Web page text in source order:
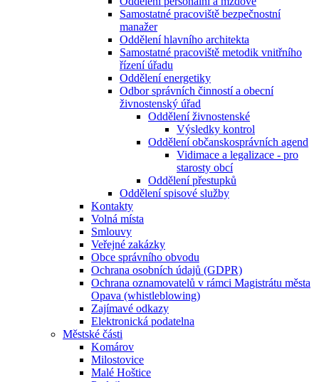
Samostatné pracoviště bezpečnostní
manažer
Oddělení hlavního architekta
Samostatné pracoviště metodik vnitřního
řízení úřadu
Oddělení energetiky
Odbor správních činností a obecní
živnostenský úřad
Oddělení živnostenské
Výsledky kontrol
Oddělení občanskosprávních agend
Vidimace a legalizace - pro
starosty obcí
Oddělení přestupků
Oddělení spisové služby
Kontakty
Volná místa
Smlouvy
Veřejné zakázky
Obce správního obvodu
Ochrana osobních údajů (GDPR)
Ochrana oznamovatelů v rámci Magistrátu města
Opava (whistleblowing)
Zajímavé odkazy
Elektronická podatelna
Městské části
Komárov
Milostovice
Malé Hoštice